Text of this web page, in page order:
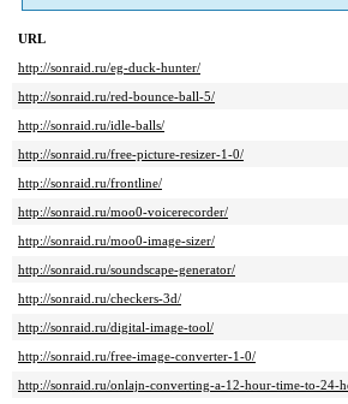
URL
http://sonraid.ru/eg-duck-hunter/
http://sonraid.ru/red-bounce-ball-5/
http://sonraid.ru/idle-balls/
http://sonraid.ru/free-picture-resizer-1-0/
http://sonraid.ru/frontline/
http://sonraid.ru/moo0-voicerecorder/
http://sonraid.ru/moo0-image-sizer/
http://sonraid.ru/soundscape-generator/
http://sonraid.ru/checkers-3d/
http://sonraid.ru/digital-image-tool/
http://sonraid.ru/free-image-converter-1-0/
http://sonraid.ru/onlajn-converting-a-12-hour-time-to-24-